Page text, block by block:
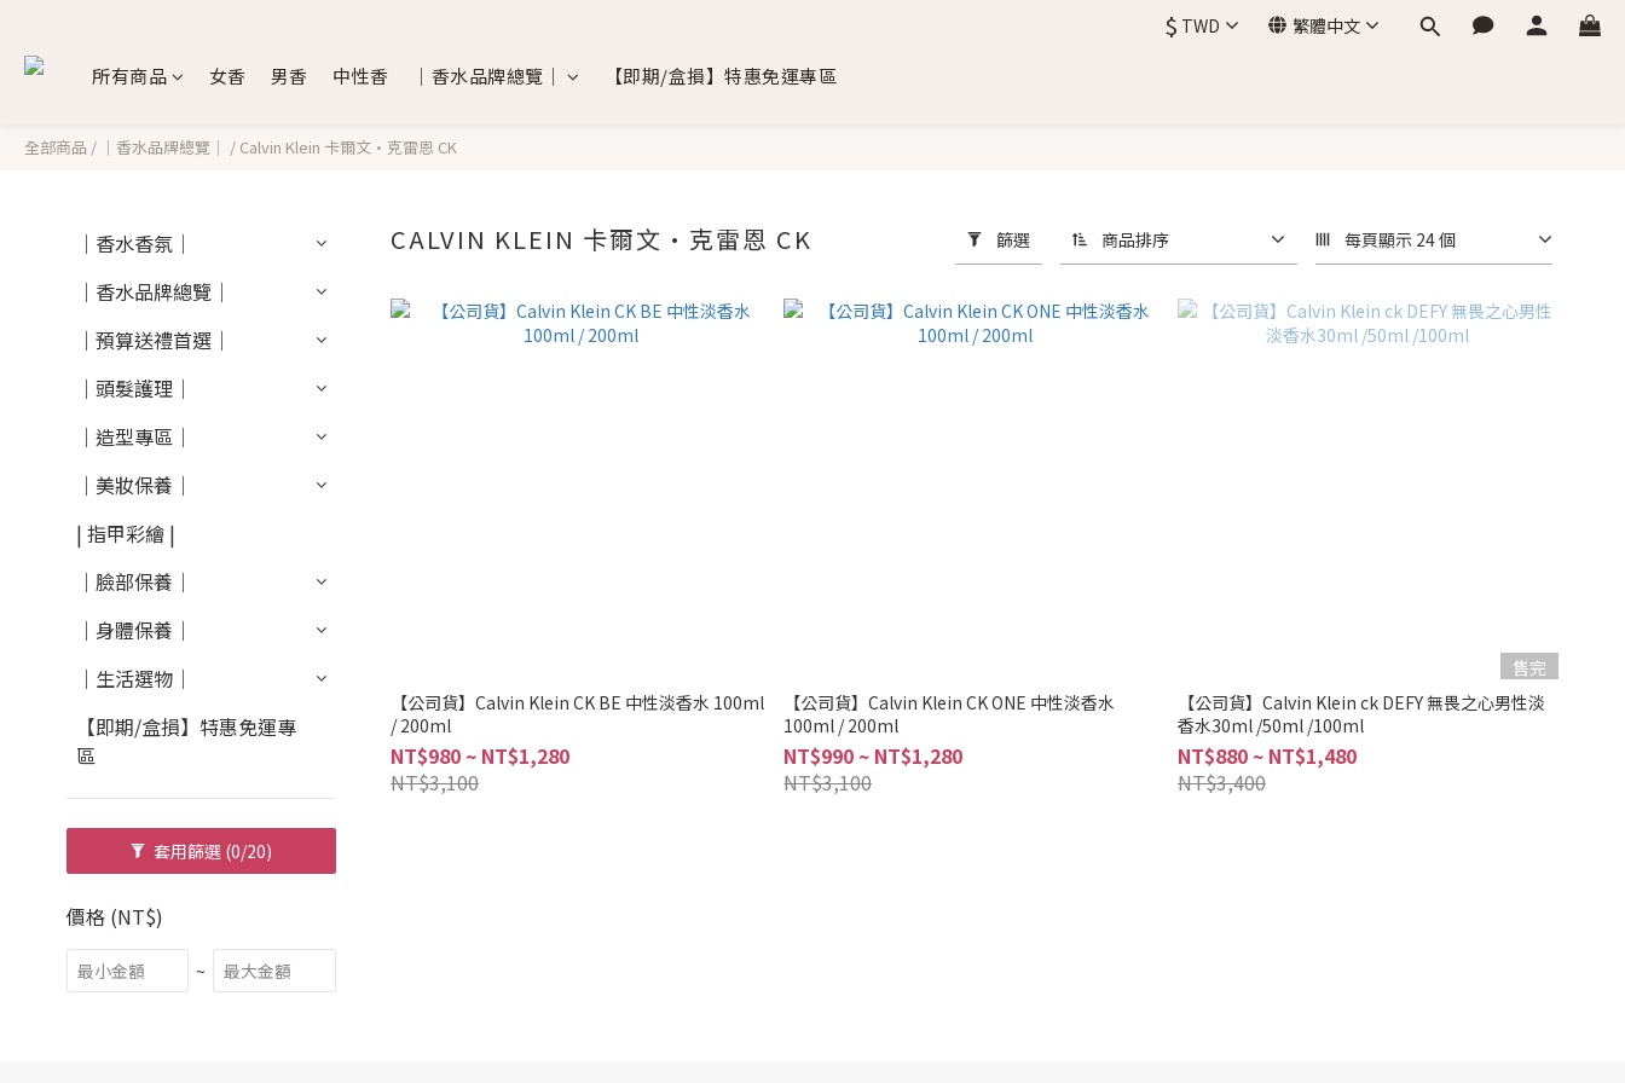
$ TWD 繁體中文
所有商品 女香 男香 中性香 ｜香水品牌總覽｜ 【即期/盒損】特惠免運專區
全部商品 / ｜香水品牌總覽｜ / Calvin Klein 卡爾文·克雷恩 CK
｜香水香氛｜
｜香水品牌總覽｜
｜預算送禮首選｜
｜頭髮護理｜
｜造型專區｜
｜美妝保養｜
| 指甲彩繪 |
｜臉部保養｜
｜身體保養｜
｜生活選物｜
【即期/盒損】特惠免運專
區
套用篩選 (0/20)
價格 (NT$)
~
CALVIN KLEIN 卡爾文·克雷恩 CK 篩選 商品排序 每頁顯示 24 個
【公司貨】Calvin Klein CK BE 中性淡香水 100ml
/ 200ml
NT$980 ~ NT$1,280
NT$3,100
【公司貨】Calvin Klein CK ONE 中性淡香水
100ml / 200ml
NT$990 ~ NT$1,280
NT$3,100
售完
【公司貨】Calvin Klein ck DEFY 無畏之心男性淡
香水30ml /50ml /100ml
NT$880 ~ NT$1,480
NT$3,400